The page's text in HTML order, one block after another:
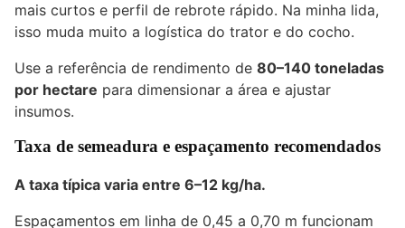
mais curtos e perfil de rebrote rápido. Na minha lida,
isso muda muito a logística do trator e do cocho.
Use a referência de rendimento de 80–140 toneladas
por hectare para dimensionar a área e ajustar
insumos.
Taxa de semeadura e espaçamento recomendados
A taxa típica varia entre 6–12 kg/ha.
Espaçamentos em linha de 0,45 a 0,70 m funcionam